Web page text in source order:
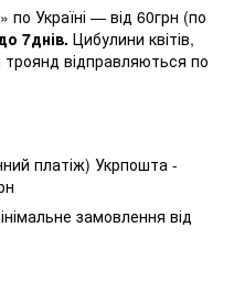
Україні — від 60грн (по
7днів. Цибулини квітів,
відправляються по
платіж) Укрпошта -
замовлення від